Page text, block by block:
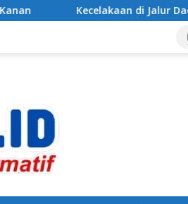
Kecelakaan di Jalur Daendels